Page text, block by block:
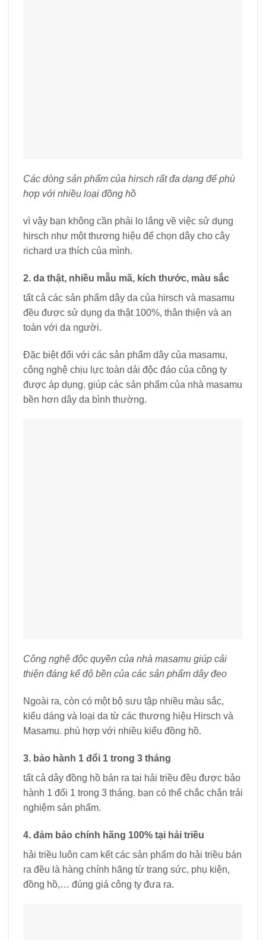
Các dòng sản phẩm của hirsch rất đa dạng để phù
hợp với nhiều loại đồng hồ
vì vậy bạn không cần phải lo lắng về việc sử dụng
hirsch như một thương hiệu để chọn dây cho cây
richard ưa thích của mình.
2. da thật, nhiều mẫu mã, kích thước, màu sắc
tất cả các sản phẩm dây da của hirsch và masamu
đều được sử dụng da thật 100%, thân thiện và an
toàn với da người.
Đặc biệt đối với các sản phẩm dây của masamu,
công nghệ chịu lực toàn dải độc đáo của công ty
được áp dụng. giúp các sản phẩm của nhà masamu
bền hơn dây da bình thường.
Công nghệ độc quyền của nhà masamu giúp cải
thiện đáng kể độ bền của các sản phẩm dây đeo
Ngoài ra, còn có một bộ sưu tập nhiều màu sắc,
kiểu dáng và loại da từ các thương hiệu Hirsch và
Masamu. phù hợp với nhiều kiểu đồng hồ.
3. bảo hành 1 đổi 1 trong 3 tháng
tất cả dây đồng hồ bán ra tại hải triều đều được bảo
hành 1 đổi 1 trong 3 tháng. bạn có thể chắc chắn trải
nghiệm sản phẩm.
4. đảm bảo chính hãng 100% tại hải triều
hải triều luôn cam kết các sản phẩm do hải triều bán
ra đều là hàng chính hãng từ trang sức, phụ kiện,
đồng hồ,… đúng giá công ty đưa ra.